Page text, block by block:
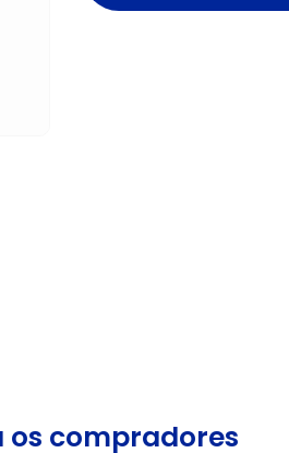
os compradores